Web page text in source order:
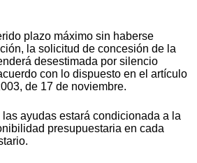
plazo máximo sin haberse
la solicitud de concesión de la
desestimada por silencio
con lo dispuesto en el artículo
de 17 de noviembre.
ayudas estará condicionada a la
presupuestaria en cada